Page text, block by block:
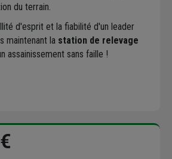
du terrain.
d'esprit et la fiabilité d'un leader
maintenant la station de relevage
assainissement sans faille !